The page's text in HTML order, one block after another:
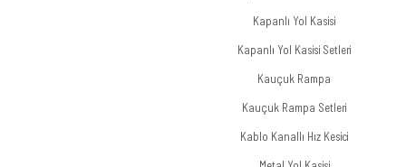
Kapanlı Yol Kasisi
Kapanlı Yol Kasisi Setleri
Kauçuk Rampa
Kauçuk Rampa Setleri
Kablo Kanallı Hız Kesici